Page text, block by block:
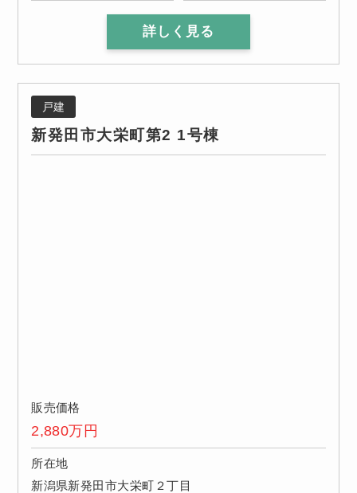
詳しく見る
戸建
新発田市大栄町第2 1号棟
販売価格
2,880万円
所在地
新潟県新発田市大栄町２丁目